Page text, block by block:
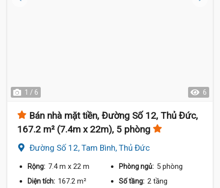
1 / 6 6
Bán nhà mặt tiền, Đường Số 12, Thủ Đức,
167.2 m² (7.4m x 22m), 5 phòng
Đường Số 12, Tam Bình, Thủ Đức
Rộng: 7.4 m x 22 m Phòng ngủ: 5 phòng
Diện tích: 167.2 m² Số tầng: 2 tầng